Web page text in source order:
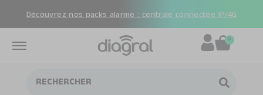
Découvrez nos packs alarme : centrale connectée IP/4G
0